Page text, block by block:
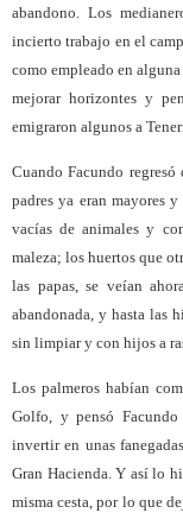
abandono. Los
incierto trabajo en el
como empleado en
mejorar horizontes y
emigraron algunos a
Cuando Facundo
padres ya eran mayores
vacías de animales y
maleza; los huertos que
las papas, se veían
abandonada, y hasta las
sin limpiar y con hijos a
Los palmeros habían
Golfo, y pensó
invertir en unas
Gran Hacienda. Y así lo
misma cesta, por lo que